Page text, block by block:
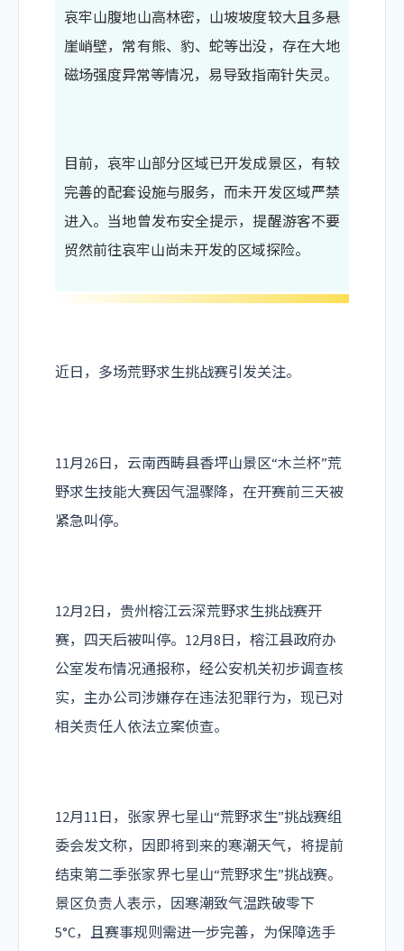
哀牢山腹地山高林密，山坡坡度较大且多悬
崖峭壁，常有熊、豹、蛇等出没，存在大地
磁场强度异常等情况，易导致指南针失灵。
目前，哀牢山部分区域已开发成景区，有较
完善的配套设施与服务，而未开发区域严禁
进入。当地曾发布安全提示，提醒游客不要
贸然前往哀牢山尚未开发的区域探险。
近日，多场荒野求生挑战赛引发关注。
11月26日，云南西畴县香坪山景区“木兰杯”荒
野求生技能大赛因气温骤降，在开赛前三天被
紧急叫停。
12月2日，贵州榕江云深‌荒野求生挑战赛开
赛，四天后被叫停。12月8日，榕江县政府办
公室发布情况通报称，经公安机关初步调查核
实，主办公司涉嫌存在违法犯罪行为，现已对
相关责任人依法立案侦查。
12月11日，张家界七星山“荒野求生”挑战赛组
委会发文称，因即将到来的寒潮天气，将提前
结束第二季张家界七星山“荒野求生”挑战赛。
景区负责人表示，因寒潮致气温跌破零下
5°C，且赛事规则需进一步完善，为保障选手